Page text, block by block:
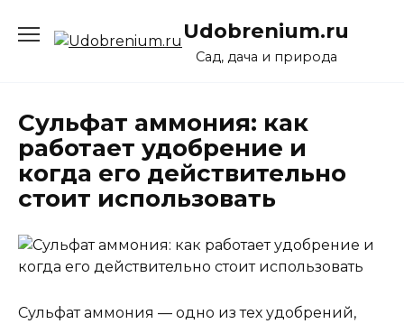
содержанию
Udobrenium.ru
Сад, дача и природа
Сульфат аммония: как
работает удобрение и
когда его действительно
стоит использовать
Сульфат аммония — одно из тех удобрений,